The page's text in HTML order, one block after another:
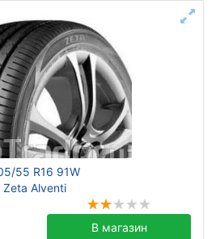
55 R16 91W
Zeta Alventi
В магазин